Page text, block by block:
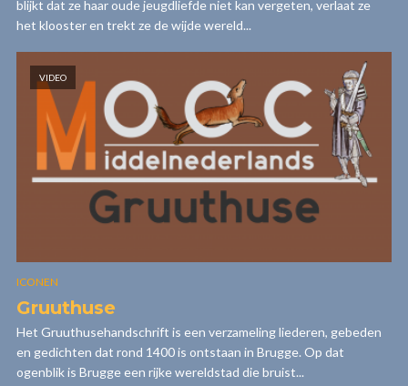
blijkt dat ze haar oude jeugdliefde niet kan vergeten, verlaat ze
het klooster en trekt ze de wijde wereld...
VIDEO
ICONEN
Gruuthuse
Het Gruuthusehandschrift is een verzameling liederen, gebeden
en gedichten dat rond 1400 is ontstaan in Brugge. Op dat
ogenblik is Brugge een rijke wereldstad die bruist...